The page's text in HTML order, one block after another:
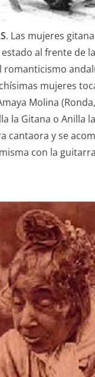
. Las mujeres
al frente de
romanticismo
mujeres
Molina
la Gitana o Anilla
cantaora y se
misma con la